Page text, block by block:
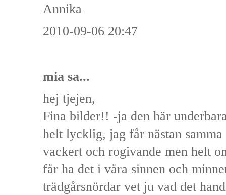
Annika
2010-09-06 20:47
mia sa...
hej tjejen,
Fina bilder!! -ja den här
helt lycklig, jag får nästan samma
vackert och rogivande men helt
får ha det i våra sinnen och
trädgårsnördar vet ju vad det